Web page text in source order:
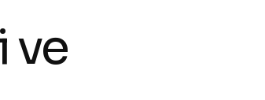
ve